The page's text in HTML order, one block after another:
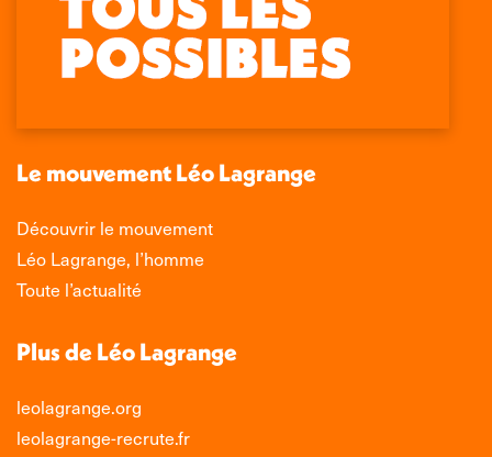
Facebook
s'ouvre
une
fenêtre
page
X
s'ouvre
une
fenêtre
page
LinkedIn
s'ouvre
une
fenêtre
page
Instagram
s'ouvre
une
nouvelle
fenêtre
Le mouvement Léo Lagrange
Découvrir le mouvement
Léo Lagrange, l’homme
Toute l’actualité
Plus de Léo Lagrange
leolagrange.org
leolagrange-recrute.fr